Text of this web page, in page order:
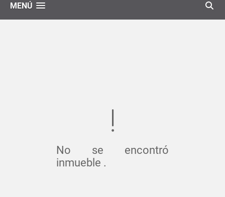
MENÚ
No se encontró
inmueble .